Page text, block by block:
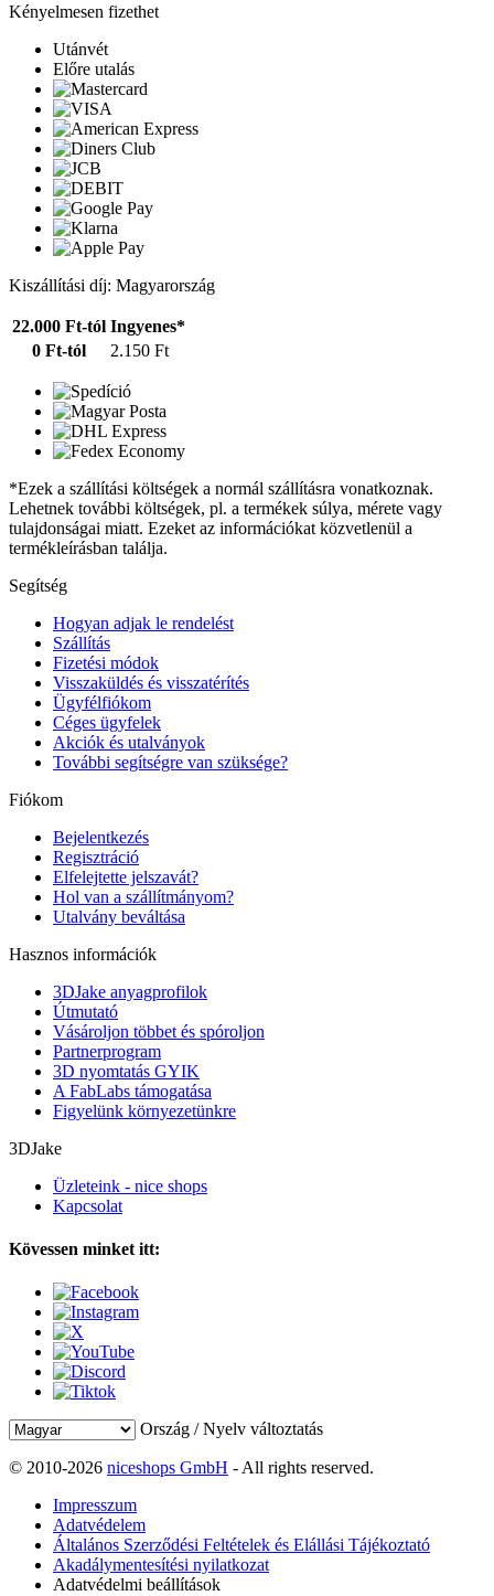
Kényelmesen fizethet
Utánvét
Előre utalás
Kiszállítási díj: Magyarország
22.000 Ft-tól Ingyenes*
0 Ft-tól
2.150 Ft
*Ezek a szállítási költségek a normál szállításra vonatkoznak.
Lehetnek további költségek, pl. a termékek súlya, mérete vagy
tulajdonságai miatt. Ezeket az információkat közvetlenül a
termékleírásban találja.
Segítség
Hogyan adjak le rendelést
Szállítás
Fizetési módok
Visszaküldés és visszatérítés
Ügyfélfiókom
Céges ügyfelek
Akciók és utalványok
További segítségre van szüksége?
Fiókom
Bejelentkezés
Regisztráció
Elfelejtette jelszavát?
Hol van a szállítmányom?
Utalvány beváltása
Hasznos információk
3DJake anyagprofilok
Útmutató
Vásároljon többet és spóroljon
Partnerprogram
3D nyomtatás GYIK
A FabLabs támogatása
Figyelünk környezetünkre
3DJake
Üzleteink - nice shops
Kapcsolat
Kövessen minket itt:
Ország / Nyelv változtatás
© 2010-2026 niceshops GmbH - All rights reserved.
Impresszum
Adatvédelem
Általános Szerződési Feltételek és Elállási Tájékoztató
Akadálymentesítési nyilatkozat
Adatvédelmi beállítások